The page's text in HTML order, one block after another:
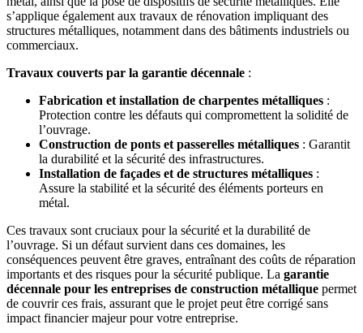
s’applique également aux travaux de rénovation impliquant des
structures métalliques, notamment dans des bâtiments industriels ou
commerciaux.
Travaux couverts par la garantie décennale :
Fabrication et installation de charpentes métalliques :
Protection contre les défauts qui compromettent la solidité de
l’ouvrage.
Construction de ponts et passerelles métalliques : Garantit
la durabilité et la sécurité des infrastructures.
Installation de façades et de structures métalliques :
Assure la stabilité et la sécurité des éléments porteurs en
métal.
Ces travaux sont cruciaux pour la sécurité et la durabilité de
l’ouvrage. Si un défaut survient dans ces domaines, les
conséquences peuvent être graves, entraînant des coûts de réparation
importants et des risques pour la sécurité publique. La garantie
décennale pour les entreprises de construction métallique permet
de couvrir ces frais, assurant que le projet peut être corrigé sans
impact financier majeur pour votre entreprise.